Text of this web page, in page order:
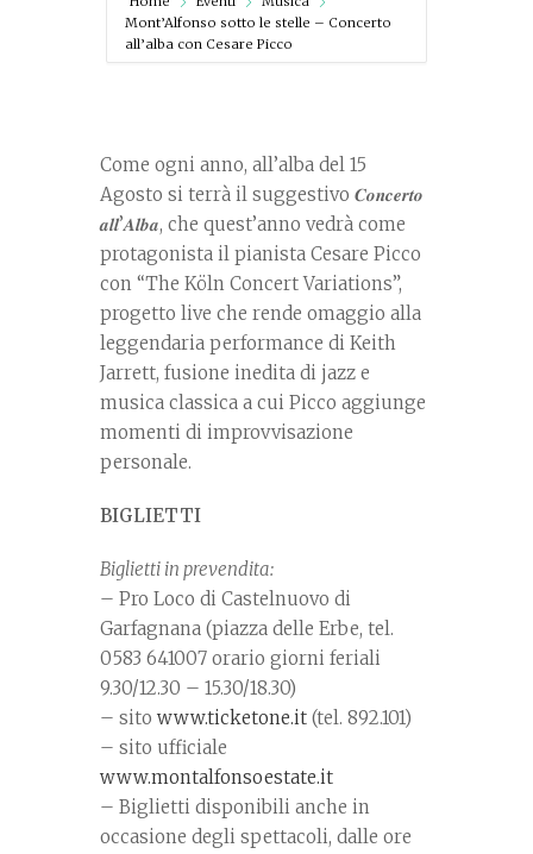
Mont’Alfonso sotto le stelle – Concerto
all’alba con Cesare Picco
Come ogni anno, all’alba del 15
Agosto si terrà il suggestivo 𝑪𝒐𝒏𝒄𝒆𝒓𝒕𝒐
𝒂𝒍𝒍’𝑨𝒍𝒃𝒂, che quest’anno vedrà come
protagonista il pianista Cesare Picco
con “The Köln Concert Variations”,
progetto live che rende omaggio alla
leggendaria performance di Keith
Jarrett, fusione inedita di jazz e
musica classica a cui Picco aggiunge
momenti di improvvisazione
personale.
BIGLIETTI
Biglietti in prevendita:
– Pro Loco di Castelnuovo di
Garfagnana (piazza delle Erbe, tel.
0583 641007 orario giorni feriali
9.30/12.30 – 15.30/18.30)
– sito www.ticketone.it (tel. 892.101)
– sito ufficiale
www.montalfonsoestate.it
– Biglietti disponibili anche in
occasione degli spettacoli, dalle ore